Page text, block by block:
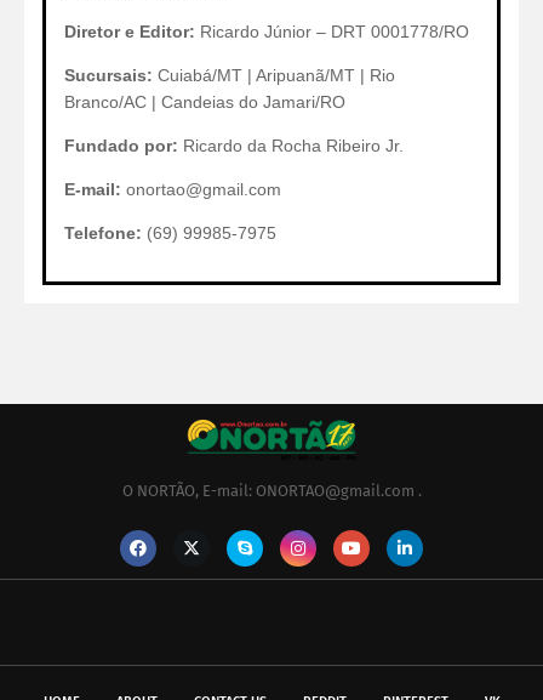
Diretor e Editor: Ricardo Júnior – DRT 0001778/RO
Sucursais: Cuiabá/MT | Aripuanã/MT | Rio
Branco/AC | Candeias do Jamari/RO
Fundado por: Ricardo da Rocha Ribeiro Jr.
E-mail: onortao@gmail.com
Telefone: (69) 99985-7975
O NORTÃO, E-mail: ONORTAO@gmail.com .